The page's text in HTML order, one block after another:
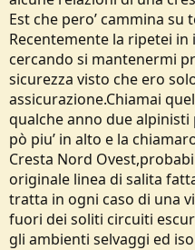
Est che pero’ cammina su
Recentemente la ripetei
cercando si mantenermi
sicurezza visto che ero
assicurazione.Chiamai
qualche anno due
pò piu’ in alto e la
Cresta Nord
originale linea di salita
tratta in ogni caso di una
fuori dei soliti circuiti
gli ambienti selvaggi ed